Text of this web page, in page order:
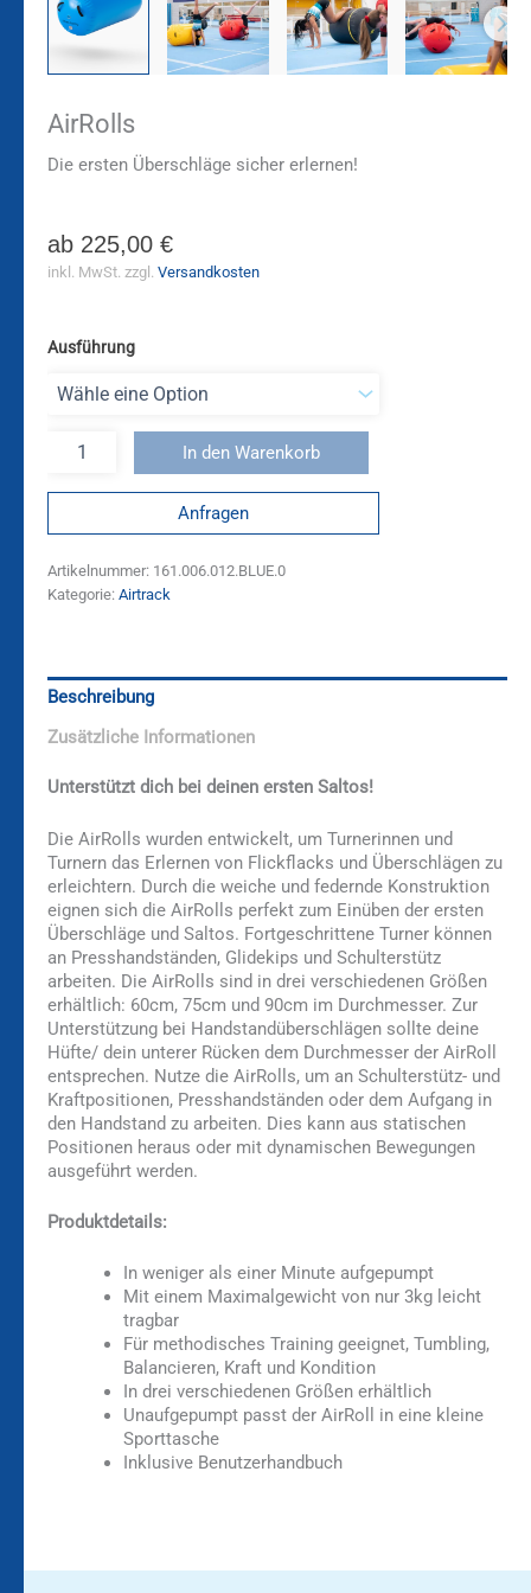
AirRolls
Die ersten Überschläge sicher erlernen!
ab 225,00 €
inkl. MwSt. zzgl. Versandkosten
Ausführung
In den Warenkorb
Anfragen
Artikelnummer: 161.006.012.BLUE.0
Kategorie: Airtrack
Beschreibung
Zusätzliche Informationen
Unterstützt dich bei deinen ersten Saltos!
Die AirRolls wurden entwickelt, um Turnerinnen und
Turnern das Erlernen von Flickflacks und Überschlägen zu
erleichtern. Durch die weiche und federnde Konstruktion
eignen sich die AirRolls perfekt zum Einüben der ersten
Überschläge und Saltos. Fortgeschrittene Turner können
an Presshandständen, Glidekips und Schulterstütz
arbeiten. Die AirRolls sind in drei verschiedenen Größen
erhältlich: 60cm, 75cm und 90cm im Durchmesser. Zur
Unterstützung bei Handstandüberschlägen sollte deine
Hüfte/ dein unterer Rücken dem Durchmesser der AirRoll
entsprechen. Nutze die AirRolls, um an Schulterstütz- und
Kraftpositionen, Presshandständen oder dem Aufgang in
den Handstand zu arbeiten. Dies kann aus statischen
Positionen heraus oder mit dynamischen Bewegungen
ausgeführt werden.
Produktdetails:
In weniger als einer Minute aufgepumpt
Mit einem Maximalgewicht von nur 3kg leicht
tragbar
Für methodisches Training geeignet, Tumbling,
Balancieren, Kraft und Kondition
In drei verschiedenen Größen erhältlich
Unaufgepumpt passt der AirRoll in eine kleine
Sporttasche
Inklusive Benutzerhandbuch